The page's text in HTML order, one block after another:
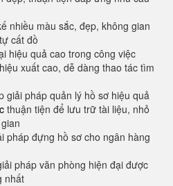
nhiều màu sắc, đẹp, không gian
cất đồ
hiệu quả cao trong công việc
xuất cao, dễ dàng thao tác tìm
giải pháp quản lý hồ sơ hiệu quả
thuận tiện để lưu trữ tài liệu, nhỏ
pháp đựng hồ sơ cho ngân hàng
pháp văn phòng hiện đại được
nhất